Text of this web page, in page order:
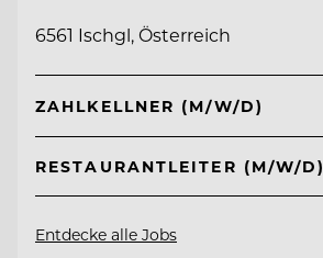
6561 Ischgl, Österreich
ZAHLKELLNER (M/W/D)
RESTAURANTLEITER (M/W/D)
Entdecke alle Jobs